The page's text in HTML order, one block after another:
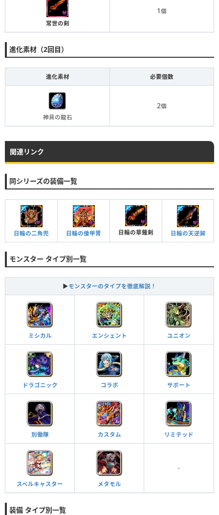
常世の剣
1 個
進化素材（2回目）
進化素材 必要個数
神具の龍石
2個
関連リンク
同シリーズの装備一覧
日輪の二角兜 日輪の倭甲冑 日輪の草薙剣 日輪の天逆鉾
モンスター タイプ別一覧
▶モンスターのタイプを徹底解説！
ミシカル エンシェント ユニオン
ドラゴニック コラボ サポート
別働隊 カスタム リミテッド
スペルキャスター メタモル
-
装備 タイプ別一覧